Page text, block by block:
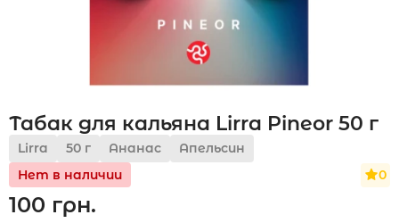
Укр
Табак для кальяна Lirra Pineor 50 г
Lirra 50 г Ананас
Апельсин
Нет в наличии
0
100 грн.